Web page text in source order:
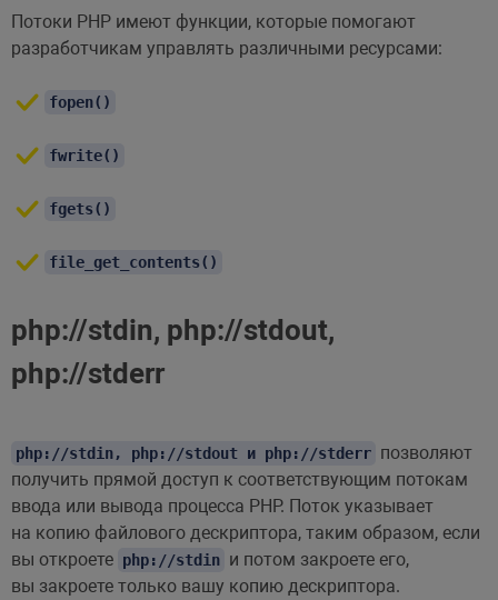
Потоки PHP имеют функции, которые помогают
разработчикам управлять различными ресурсами:
fopen()
fwrite()
fgets()
file_get_contents()
php://stdin, php://stdout,
php://stderr
php://stdin, php://stdout и php://stderr позволяют
получить прямой доступ к соответствующим потокам
ввода или вывода процесса PHP. Поток указывает
на копию файлового дескриптора, таким образом, если
вы откроете php://stdin и потом закроете его,
вы закроете только вашу копию дескриптора.